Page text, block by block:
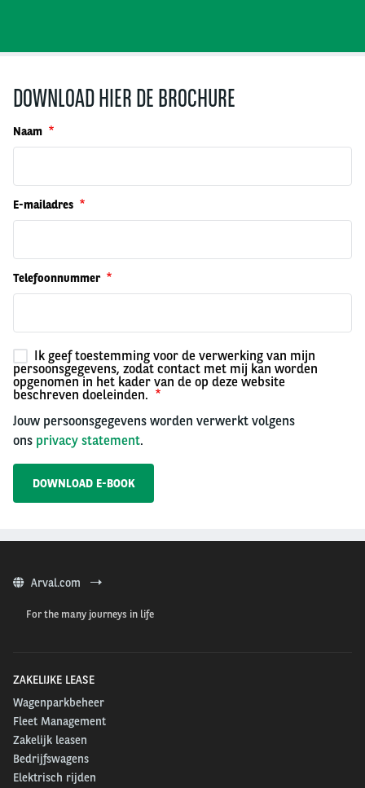
DOWNLOAD HIER DE BROCHURE
Naam
E-mailadres
Telefoonnummer
Ik geef toestemming voor de verwerking van mijn
persoonsgegevens, zodat contact met mij kan worden
opgenomen in het kader van de op deze website
beschreven doeleinden.
Jouw persoonsgegevens worden verwerkt volgens
ons privacy statement.
Arval.com
For the many journeys in life
ZAKELIJKE LEASE
Wagenparkbeheer
Fleet Management
Zakelijk leasen
Bedrijfswagens
Elektrisch rijden